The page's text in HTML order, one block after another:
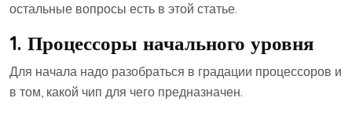
остальные вопросы есть в этой статье.
1. Процессоры начального уровня
Для начала надо разобраться в градации процессоров и
в том, какой чип для чего предназначен.